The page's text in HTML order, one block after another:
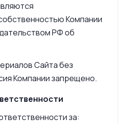
Компании
РФ об
Сайта без
Компании запрещено.
за: